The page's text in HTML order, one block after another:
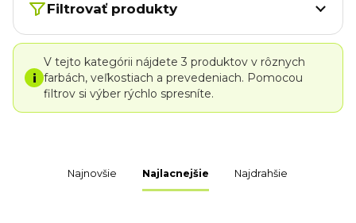
Filtrovať produkty
i
V tejto kategórii nájdete 3 produktov v rôznych
farbách, veľkostiach a prevedeniach. Pomocou
filtrov si výber rýchlo spresníte.
Najnovšie Najlacnejšie Najdrahšie